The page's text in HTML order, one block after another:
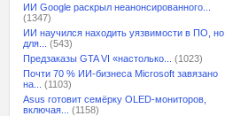
ИИ Google раскрыл неанонсированного...
(1347)
ИИ научился находить уязвимости в ПО, но
для...
(543)
Предзаказы GTA VI «настолько...
(1023)
Почти 70 % ИИ-бизнеса Microsoft завязано
на...
(1103)
Asus готовит семёрку OLED-мониторов,
включая...
(1158)